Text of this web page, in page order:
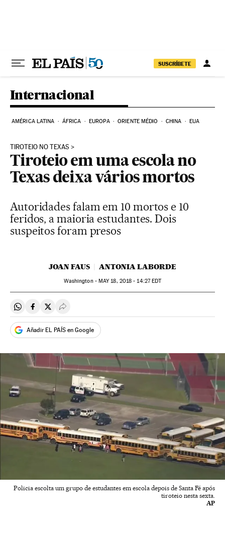
SUSCRÍBETE
Internacional
AMÉRICA LATINA ÁFRICA EUROPA ORIENTE MÉDIO CHINA EUA
TIROTEIO NO TEXAS
Tiroteio em uma escola no
Texas deixa vários mortos
Autoridades falam em 10 mortos e 10
feridos, a maioria estudantes. Dois
suspeitos foram presos
JOAN FAUS ANTONIA LABORDE
Washington - MAY18, 2018 - 14:27EDT
Compartir en Whatsapp
Compartir en Facebook
Compartir en Twitter
Desplegar Redes Sociales
Añadir EL PAÍS en Google
Policia escolta um grupo de estudantes em escola depois de Santa Fé após
tiroteio nesta sexta.
AP